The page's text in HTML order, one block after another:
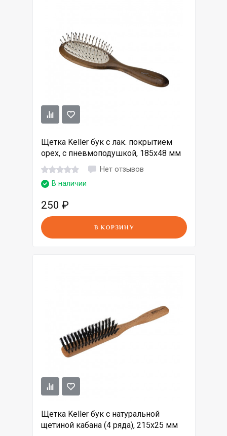
Щетка Keller бук с лак. покрытием
орех, с пневмоподушкой, 185х48 мм
Нет отзывов
В наличии
250 ₽
В КОРЗИНУ
Щетка Keller бук с натуральной
щетиной кабана (4 ряда), 215х25 мм